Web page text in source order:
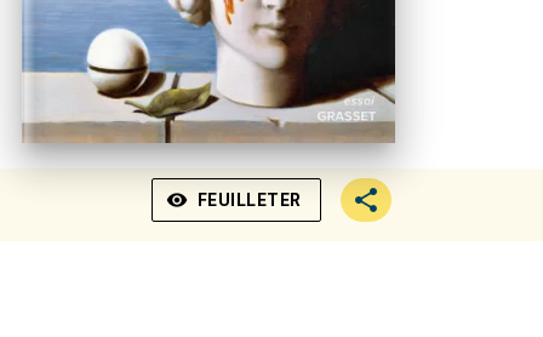
visibility FEUILLETER